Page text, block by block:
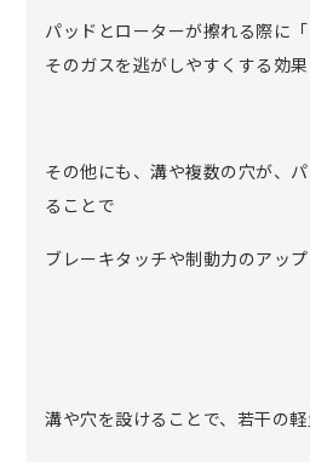
パッドとローターが擦れる際に「
そのガスを逃がしやすくする効果
その他にも、溝や複数の穴が、
ることで
ブレーキタッチや制動力のアッ
溝や穴を設けることで、若干の